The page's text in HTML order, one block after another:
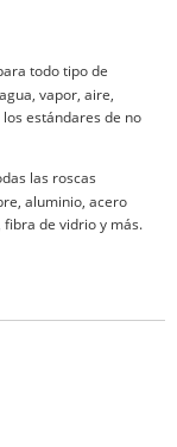
todo tipo de
vapor, aire,
estándares de no
las roscas
aluminio, acero
fibra de vidrio y más.